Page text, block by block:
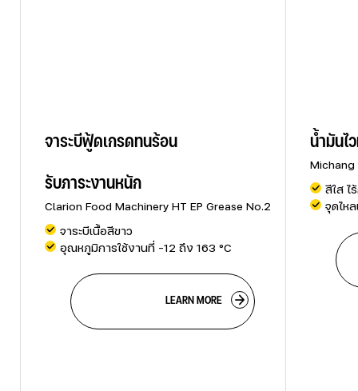
จาระบีฟู้ดเกรดทนร้อน
รับภาระงานหนัก
Clarion Food Machinery HT EP Grease No.2
จาระบีเนื้อสีขาว
อุณหภูมิการใช้งานที่ -12 ถึง 163 °C
                                    LEARN MORE
น้ำมันไ
Michang
สีใส ไ
จุดไหล